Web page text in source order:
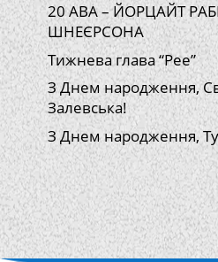
20 АВА – ЙОРЦАЙТ
ШНЕЄРСОНА
Тижнева глава “Рее”
З Днем народження,
Залевська!
З Днем народження,